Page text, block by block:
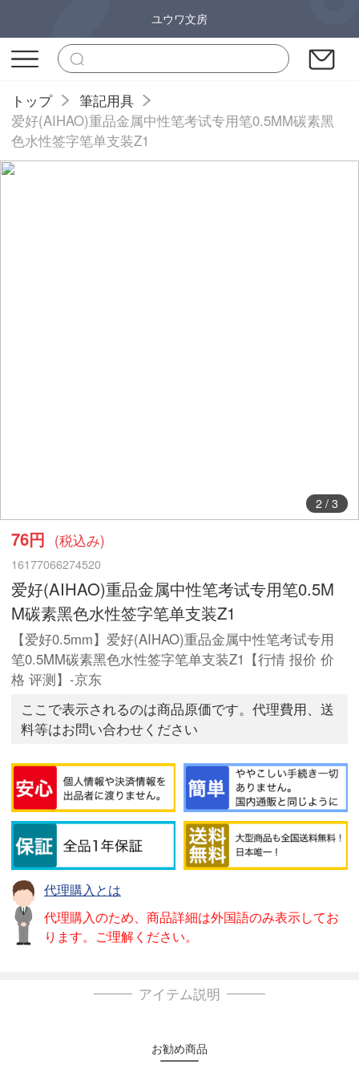
ユウワ文房
トップ
筆記用具
爱好(AIHAO)重品金属中性笔考试专用笔0.5MM碳素黑
色水性签字笔单支装Z1
2/ 3
76円 (税込み)
16177066274520
爱好(AIHAO)重品金属中性笔考试专用笔0.5M
M碳素黑色水性签字笔单支装Z1
【爱好0.5mm】爱好(AIHAO)重品金属中性笔考试专用
笔0.5MM碳素黑色水性签字笔单支装Z1【行情 报价 价
格 评测】-京东
ここで表示されるのは商品原価です。代理費用、送
料等はお問い合わせください
代理購入とは
代理購入のため、商品詳細は外国語のみ表示してお
ります。ご理解ください。
アイテム説明
お勧め商品